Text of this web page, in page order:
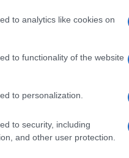
to analytics like cookies on
to functionality of the website
to personalization.
to security, including
and other user protection.
pomeriggio
e dalla
tante altre
Il tutto con
e